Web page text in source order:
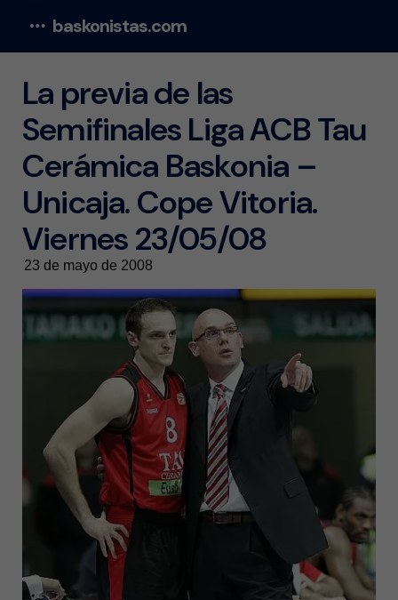
baskonistas.com
La previa de las
Semifinales Liga ACB Tau
Cerámica Baskonia –
Unicaja. Cope Vitoria.
Viernes 23/05/08
23 de mayo de 2008